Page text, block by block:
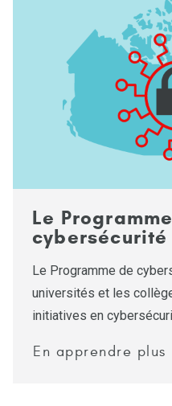
Le
cybersécurité
Le Programme de
universités et les
initiatives en
En apprendre plus